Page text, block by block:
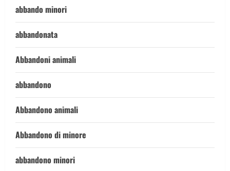
abbando minori
abbandonata
Abbandoni animali
abbandono
Abbandono animali
Abbandono di minore
abbandono minori